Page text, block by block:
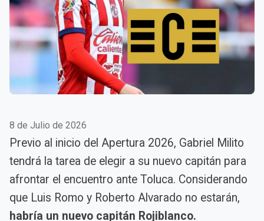
8 de Julio de 2026
Previo al inicio del Apertura 2026, Gabriel Milito
tendrá la tarea de elegir a su nuevo capitán para
afrontar el encuentro ante Toluca. Considerando
que Luis Romo y Roberto Alvarado no estarán,
habría un nuevo capitán Rojiblanco.